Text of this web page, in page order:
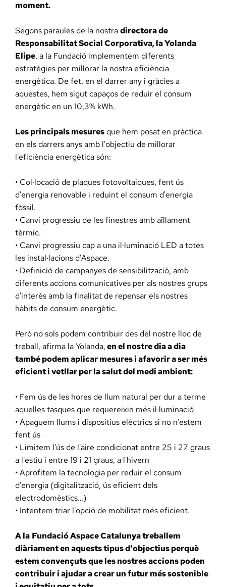
moment.
Segons paraules de la nostradirectora de
Responsabilitat Social Corporativa, la Yolanda
Elipe, a la Fundació implementem diferents
estratègies per millorar la nostra eficiència
energètica. De fet, en el darrer any i gràcies a
aquestes, hem sigut capaços de reduir el consum
energètic en un 10,3% kWh.
Les principals mesuresque hem posat en pràctica
en els darrers anys amb l'objectiu de millorar
l'eficiència energètica són:
• Col·locació de plaques fotovoltaiques, fent ús
d'energia renovable i reduint el consum d'energia
fòssil.
• Canvi progressiu de les finestres amb aïllament
tèrmic.
• Canvi progressiu cap a una il·luminació LED a totes
les instal·lacions d'Aspace.
• Definició de campanyes de sensibilització, amb
diferents accions comunicatives per als nostres grups
d'interès amb la finalitat de repensar els nostres
hàbits de consum energètic.
Però no sols podem contribuir des del nostre lloc de
treball, afirma la Yolanda,en el nostre dia a dia
també podem aplicar mesures i afavorir a ser més
eficient i vetllar per la salut del medi ambient:
• Fem ús de les hores de llum natural per dur a terme
aquelles tasques que requereixin més il·luminació
• Apaguem llums i dispositius elèctrics si no n'estem
fent ús
• Limitem l'ús de l'aire condicionat entre 25 i 27 graus
a l'estiu i entre 19 i 21 graus, a l'hivern
• Aprofitem la tecnologia per reduir el consum
d'energia (digitalització, ús eficient dels
electrodomèstics…)
• Intentem triar l'opció de mobilitat més eficient.
A la Fundació Aspace Catalunya treballem
diàriament en aquests tipus d'objectius perquè
estem convençuts que les nostres accions poden
contribuir i ajudar a crear un futur més sostenible